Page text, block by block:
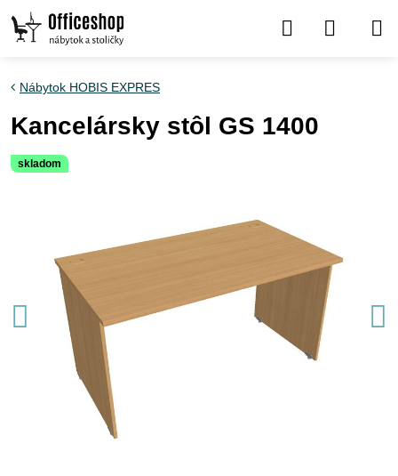
skladom
Nábytok HOBIS EXPRES
Kancelársky stôl GS 1400